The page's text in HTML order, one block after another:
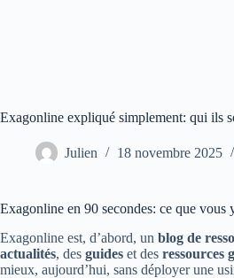
Exagonline expliqué simplement: qui ils
Julien 18 novembre 2025
Exagonline en 90 secondes: ce que vous
Exagonline est, d’abord, un blog de
actualités, des guides et des ressources
mieux, aujourd’hui, sans déployer une